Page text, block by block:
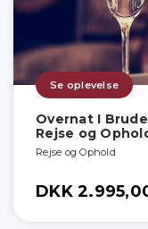
Se oplevelse
Overnat I
Rejse og
Rejse og Ophold
DKK